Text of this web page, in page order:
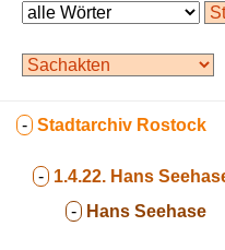
- Stadtarchiv Rostock
- 1.4.22. Hans
- Hans Seehase